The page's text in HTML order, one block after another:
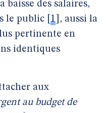
baisse des salaires,
le public 1 , aussi la
pertinente en
identiques
aux
au budget de